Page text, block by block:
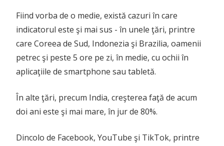
Fiind vorba de o medie, există cazuri în care
indicatorul este şi mai sus - în unele ţări, printre
care Coreea de Sud, Indonezia şi Brazilia, oamenii
petrec şi peste 5 ore pe zi, în medie, cu ochii în
aplicaţiile de smartphone sau tabletă.
În alte ţări, precum India, creşterea faţă de acum
doi ani este şi mai mare, în jur de 80%.
Dincolo de Facebook, YouTube şi TikTok, printre